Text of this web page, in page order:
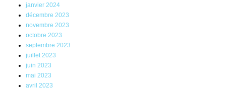
janvier 2024
décembre 2023
novembre 2023
octobre 2023
septembre 2023
juillet 2023
juin 2023
mai 2023
avril 2023